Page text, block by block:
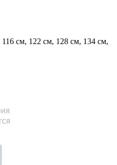
116 см, 122 см, 128 см, 134 см,